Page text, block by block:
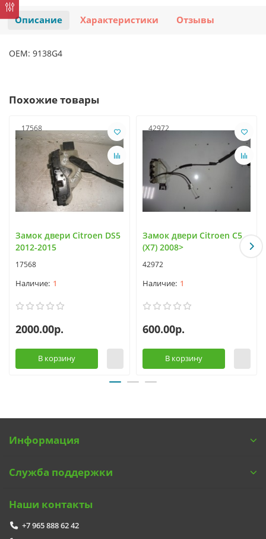
Описание Характеристики Отзывы
OEM: 9138G4
Похожие товары
17568
Замок двери Citroen DS5
2012-2015
17568
1
2000.00р.
В корзину
42972
Замок двери Citroen C5
(X7) 2008>
42972
1
600.00р.
В корзину
Информация
Служба поддержки
Наши контакты
+7 965 888 62 42